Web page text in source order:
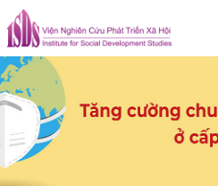
Skip
to
content